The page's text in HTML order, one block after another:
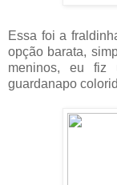
Essa foi a
opção barata,
meninos, eu fiz
guardanapo